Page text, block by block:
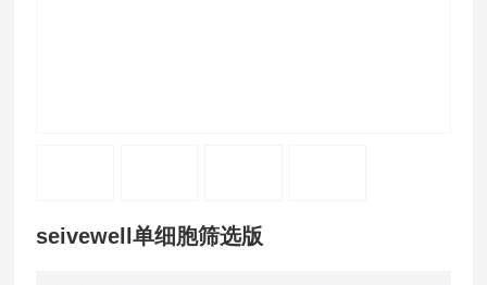
seivewell单细胞筛选版